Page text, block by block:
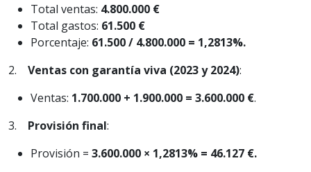
Total ventas: 4.800.000 €
Total gastos: 61.500 €
Porcentaje: 61.500 / 4.800.000 = 1,2813%.
2. Ventas con garantía viva (2023 y 2024):
Ventas: 1.700.000 + 1.900.000 = 3.600.000 €.
3. Provisión final:
Provisión = 3.600.000 × 1,2813% = 46.127 €.